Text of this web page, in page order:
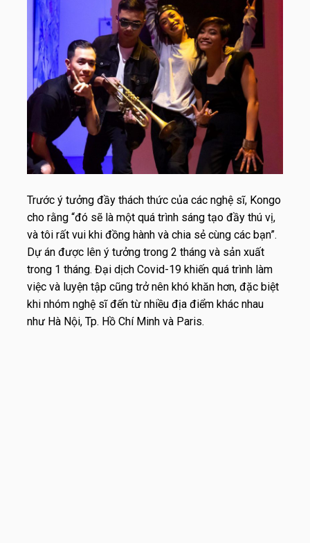
Trước ý tưởng đầy thách thức của các nghệ sĩ, Kongo
cho rằng “đó sẽ là một quá trình sáng tạo đầy thú vị,
và tôi rất vui khi đồng hành và chia sẻ cùng các bạn”.
Dự án được lên ý tưởng trong 2 tháng và sản xuất
trong 1 tháng. Đại dịch Covid-19 khiến quá trình làm
việc và luyện tập cũng trở nên khó khăn hơn, đặc biệt
khi nhóm nghệ sĩ đến từ nhiều địa điểm khác nhau
như Hà Nội, Tp. Hồ Chí Minh và Paris.